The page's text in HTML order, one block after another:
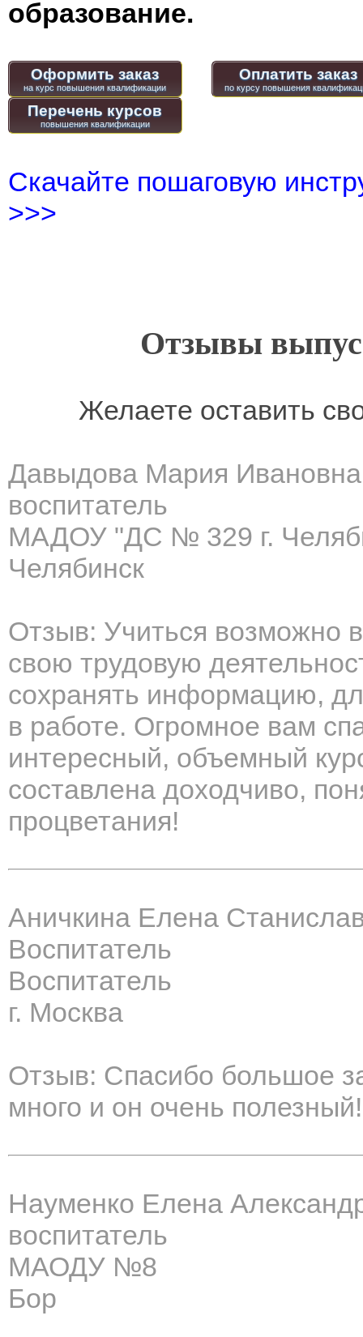
образование.
Оформить заказ Оплатить заказ
Перечень курсов
повышения квалификации
Скачайте пошаговую
>>>
Отзывы
Желаете оставить
Давыдова Мария Ивановна
воспитатель
МАДОУ "ДС № 329 г.
Челябинск
Отзыв: Учиться возможно
свою трудовую
сохранять информацию,
в работе. Огромное вам
интересный, объемный
составлена доходчиво,
процветания!
Аничкина Елена
Воспитатель
Воспитатель
г. Москва
Отзыв: Спасибо большое
много и он очень полезный!
Науменко Елена
воспитатель
МАОДУ №8
Бор